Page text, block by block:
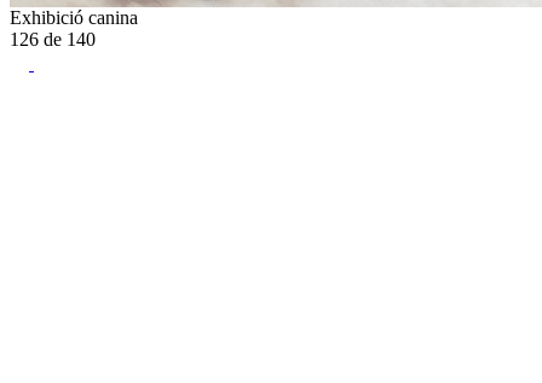
Exhibició canina
126 de 140